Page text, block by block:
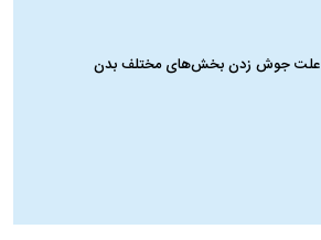
علت جوش زدن بخش‌های مختلف بدن